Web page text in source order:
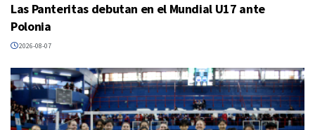
Las Panteritas debutan en el Mundial U17 ante
Polonia
2026-08-07